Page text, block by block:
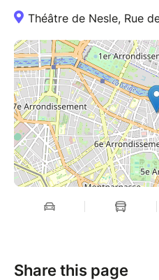
Théâtre de Nesle, Rue
Share this page